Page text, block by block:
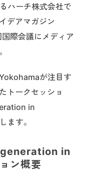
ハーチ株式会社で
デアマガジン
国際会議にメディア
が注目す
トークセッショ
in
ます。
in
ン概要